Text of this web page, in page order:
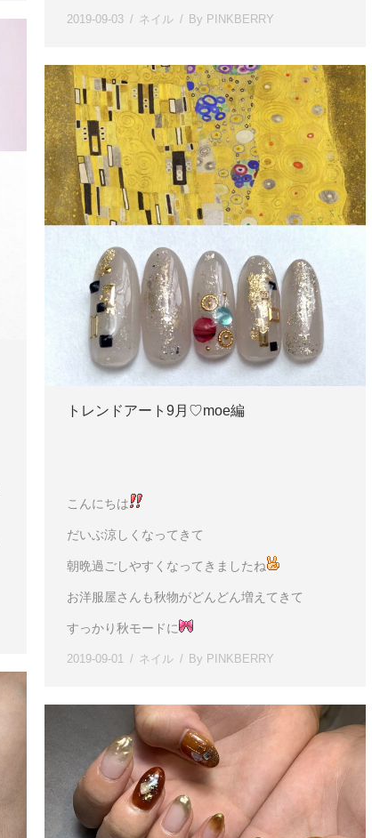
2019-09-03 ネイル By PINKBERRY
トレンドアート9月♡moe編
こんにちは
だいぶ涼しくなってきて
朝晩過ごしやすくなってきましたね
お洋服屋さんも秋物がどんどん増えてきて
すっかり秋モードに
2019-09-01 ネイル By PINKBERRY